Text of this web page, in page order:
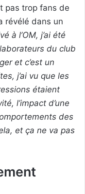
pas trop fans de
révélé dans un
à l’OM, j’ai été
du club
et c’est un
j’ai vu que les
étaient
l’impact d’une
des
et ça ne va pas